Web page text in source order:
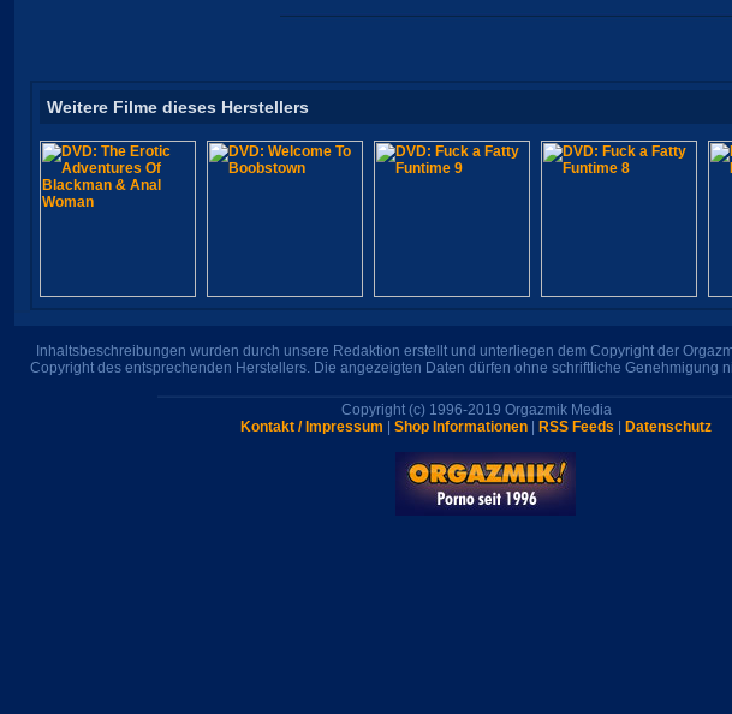
Weitere Filme dieses Herstellers
Inhaltsbeschreibungen wurden durch unsere Redaktion erstellt und unterliegen dem Copyright der
Copyright des entsprechenden Herstellers. Die angezeigten Daten dürfen ohne schriftliche Genehmigung
Copyright (c) 1996-2019 Orgazmik Media
Kontakt / Impressum
Shop Informationen RSS Feeds Datenschutz